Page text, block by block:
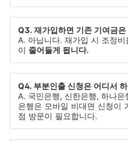
Q3. 재가입하면 기존 기여금
A. 아닙니다. 재가입 시 조정
이 줄어들게 됩니다.
Q4. 부분인출 신청은 어디서
A. 국민은행, 신한은행, 하나
은행은 모바일 비대면 신청이
점 방문이 필요합니다.